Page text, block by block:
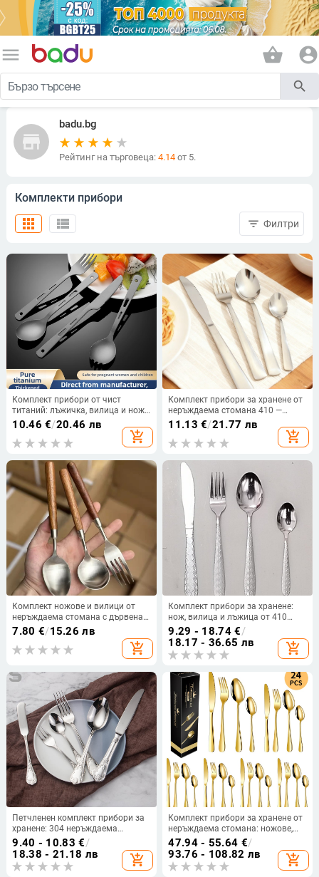
menu shopping_basket account_circle
search
store
badu.bg
Рейтинг на търговеца: 4.14от 5.
Комплекти прибори
view_list
apps filter_list Филтри
Комплект прибори от чист
титаний: лъжичка, вилица и нож
с три дупки, прав дръжка,
модерен минималистичен стил,
подходящ за носене навън
10.46 €/20.46 лв
add_shopping_cart
Комплект прибори за хранене от
неръждаема стомана 410 —
чайна лъжичка, лъжица, вилка,
нож за хранене и нож за стейк
11.13 €/21.77 лв
add_shopping_cart
Комплект ножове и вилици от
неръждаема стомана с дървена
дръжка и имитация на орех,
ръчна изработка, модерен
минималистичен стил
7.80 €/15.26 лв
add_shopping_cart
Комплект прибори за хранене:
нож, вилица и лъжица от 410
неръждаема стомана, четири
части, огледално полирани,
модерен стил
9.29 - 18.74€/
18.17 - 36.65 лв
add_shopping_cart
Петчленен комплект прибори за
хранене: 304 неръждаема
стомана, серия Earl No.1,
огледално полирани
повърхности, стил Light Luxury
9.40 - 10.83 €/
18.38 - 21.18 лв
add_shopping_cart
Комплект прибори за хранене от
неръждаема стомана: ножове,
вилици и лъжици, 24 части, 410-
стомана, огледално полирани,
модерен минималистичен
дизайн
47.94 - 55.64 €/
93.76 - 108.82 лв
add_shopping_cart